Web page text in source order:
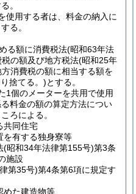
。
使用する者は、料金の納入に
る。
る額に消費税法(昭和63年法
の額及び地方税法(昭和25年
消費税の額に相当する額を
捨てる。)とする。
1個のメーターを共用で使用
料金の額の算定方法につい
ろによる。
共同住宅
を有する独身寮等
(昭和34年法律第155号)第3条
施設
第35号)第4条第6項に規定す
めた建造物等